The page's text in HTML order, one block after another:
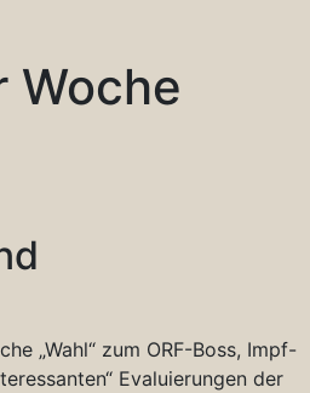
Woche
„Wahl“ zum ORF-Boss, Impf-
Evaluierungen der